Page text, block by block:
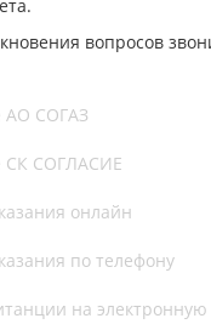
вопросов
АО СОГАЗ
СК СОГЛАСИЕ
онлайн
по телефону
на электронную